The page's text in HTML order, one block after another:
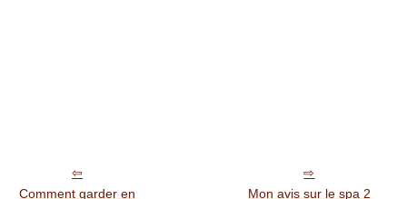
Comment garder en
Mon avis sur le spa 2